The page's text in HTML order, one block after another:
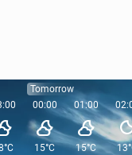
Tomorrow
00:00
15°C
01:00
15°C